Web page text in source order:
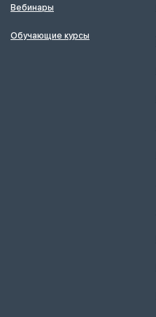
Вебинары
Обучающие курсы